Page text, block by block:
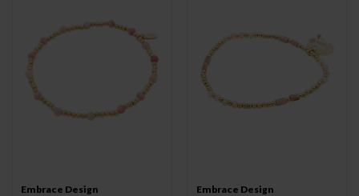
Embrace Design Embrace Design